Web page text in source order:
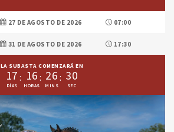
27 DE AGOSTO DE 2026 07:00
31 DE AGOSTO DE 2026 17:30
LA SUBASTA COMENZARÁ EN
17 16 26 30